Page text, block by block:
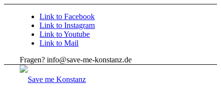
Link to Facebook
Link to Instagram
Link to Youtube
Link to Mail
Fragen? info@save-me-konstanz.de